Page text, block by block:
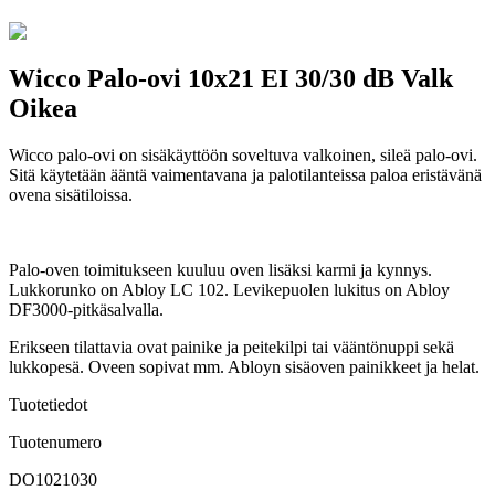
Wicco Palo-ovi 10x21 EI 30/30 dB Valk
Oikea
Wicco palo-ovi on sisäkäyttöön soveltuva valkoinen, sileä palo-ovi.
Sitä käytetään ääntä vaimentavana ja palotilanteissa paloa eristävänä
ovena sisätiloissa.
Palo-oven toimitukseen kuuluu oven lisäksi karmi ja kynnys.
Lukkorunko on Abloy LC 102. Levikepuolen lukitus on Abloy
DF3000-pitkäsalvalla.
Erikseen tilattavia ovat painike ja peitekilpi tai vääntönuppi sekä
lukkopesä. Oveen sopivat mm. Abloyn sisäoven painikkeet ja helat.
Tuotetiedot
Tuotenumero
DO1021030